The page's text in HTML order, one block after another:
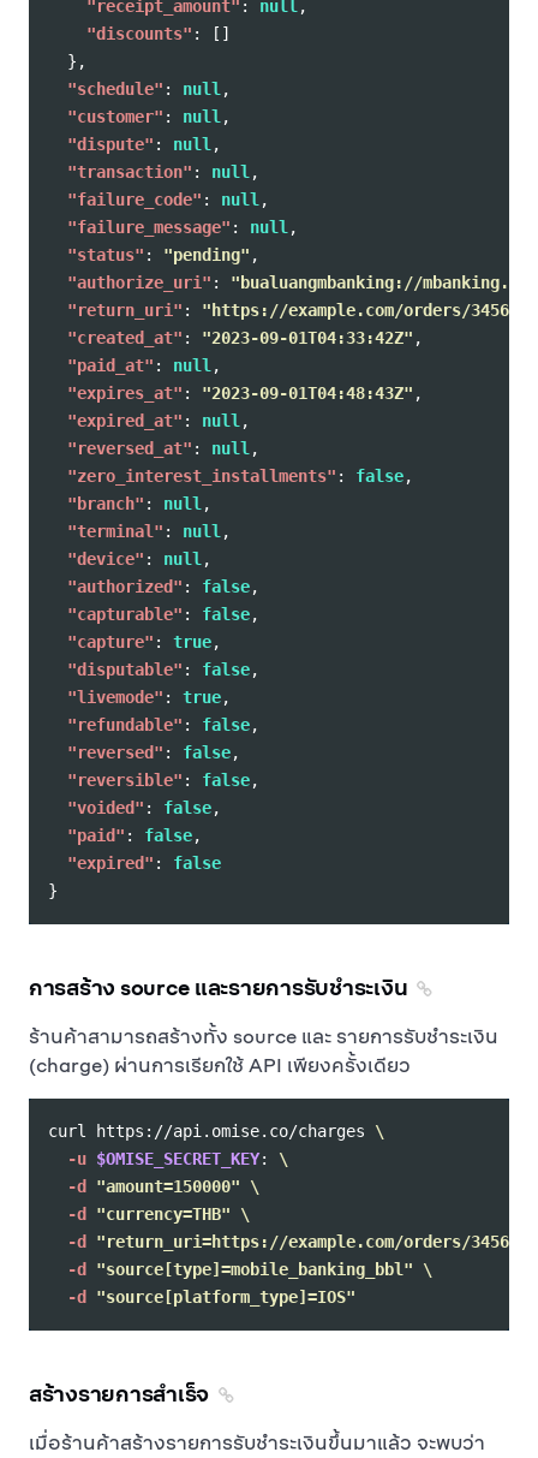
"receipt_amount" : null ,
"discounts" :
[]
},
"schedule" : null ,
"customer" : null ,
"dispute" : null ,
"transaction" : null ,
"failure_code" : null ,
"failure_message" : null ,
"status" : "pending" ,
"authorize_uri" :
"bualuangmbanking://
"return_uri" :
"https://example.com/orders/
"created_at" : "2023-09-01T04:33:42Z" ,
"paid_at" : null ,
"expires_at" : "2023-09-01T04:48:43Z" ,
"expired_at" : null ,
"reversed_at" : null ,
"zero_interest_installments" : false,
"branch" : null ,
"terminal" : null ,
"device" : null ,
"authorized" : false,
"capturable" : false,
"capture" : true,
"disputable" : false,
"livemode" : true,
"refundable" : false,
"reversed" : false,
"reversible" : false,
"voided" : false,
"paid" : false,
"expired" :
false
}
การสร้าง source และรายการรับชำระเงิน
ร้านค้าสามารถสร้างทั้ง source และ รายการรับชำระเงิน
(charge) ผ่านการเรียกใช้ API เพียงครั้งเดียว
curl https://api.omise.co/charges \
-u $OMISE_SECRET_KEY: \
-d
"amount=150000"
\
-d
"currency=THB"
\
-d
"return_uri=https://example.com/orders/
-d
"source[type]=mobile_banking_bbl"
\
-d
"source[platform_type]=IOS"
สร้างรายการสำเร็จ
เมื่อร้านค้าสร้างรายการรับชำระเงินขึ้นมาแล้ว จะพบว่า